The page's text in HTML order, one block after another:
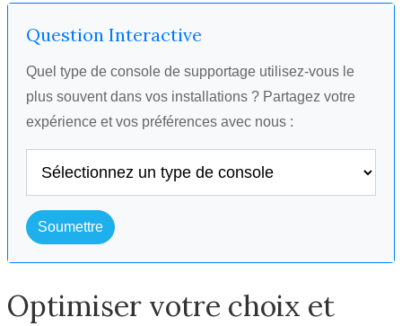
Question Interactive
Quel type de console de supportage utilisez-vous le
plus souvent dans vos installations ? Partagez votre
expérience et vos préférences avec nous :
Soumettre
Optimiser votre choix et